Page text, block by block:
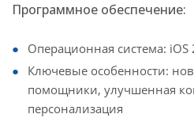
Программное обеспечение:
Операционная система: iOS
Ключевые особенности:
помощники, улучшенная
персонализация